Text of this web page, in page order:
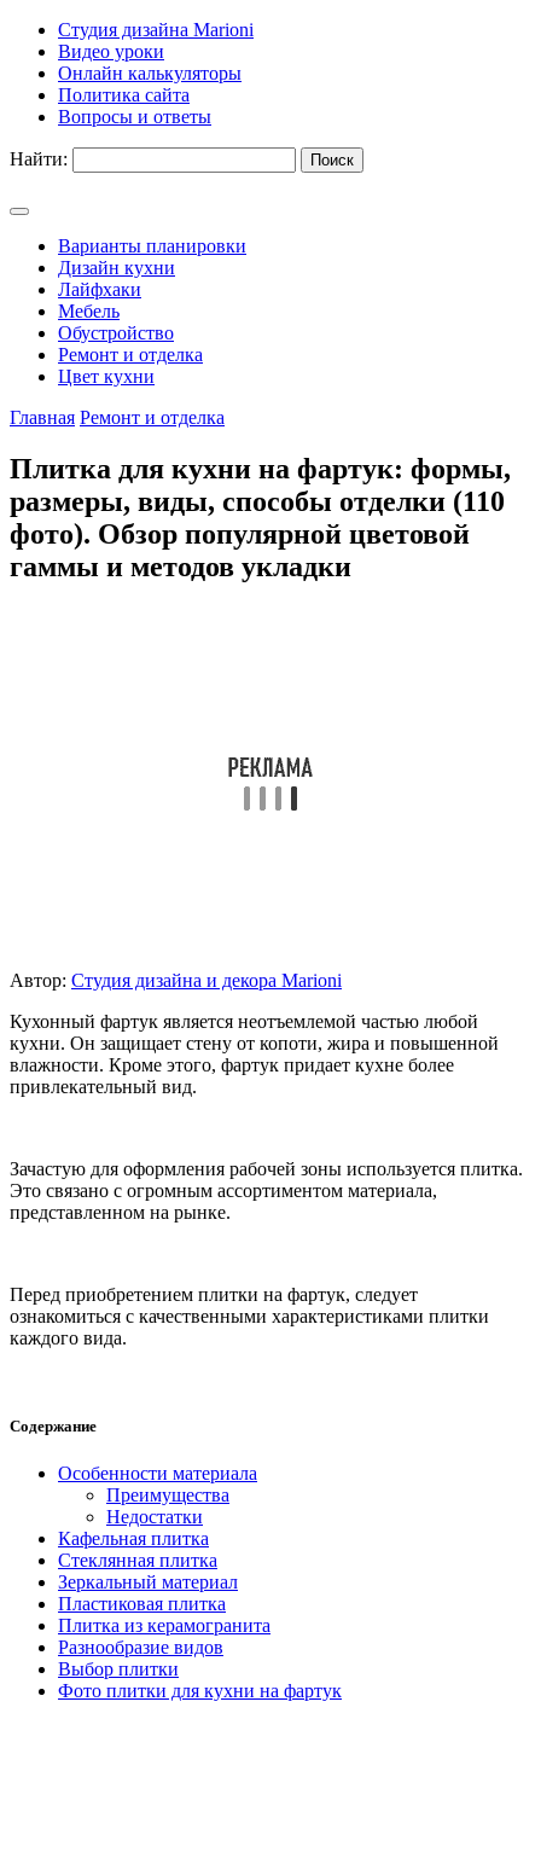
Студия дизайна Marioni
Видео уроки
Онлайн калькуляторы
Политика сайта
Вопросы и ответы
Найти:
Варианты планировки
Дизайн кухни
Лайфхаки
Мебель
Обустройство
Ремонт и отделка
Цвет кухни
Главная Ремонт и отделка
Плитка для кухни на фартук: формы,
размеры, виды, способы отделки (110
фото). Обзор популярной цветовой
гаммы и методов укладки
Автор: Студия дизайна и декора Marioni
Кухонный фартук является неотъемлемой частью любой
кухни. Он защищает стену от копоти, жира и повышенной
влажности. Кроме этого, фартук придает кухне более
привлекательный вид.
Зачастую для оформления рабочей зоны используется плитка.
Это связано с огромным ассортиментом материала,
представленном на рынке.
Перед приобретением плитки на фартук, следует
ознакомиться с качественными характеристиками плитки
каждого вида.
Содержание
Особенности материала
Преимущества
Недостатки
Кафельная плитка
Стеклянная плитка
Зеркальный материал
Пластиковая плитка
Плитка из керамогранита
Разнообразие видов
Выбор плитки
Фото плитки для кухни на фартук